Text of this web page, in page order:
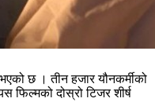
छ । तीन हजार यौनकर्मीको
फिल्मको दोस्रो टिजर शीर्ष